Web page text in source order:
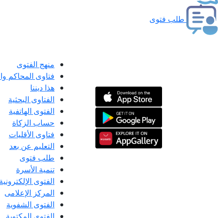
طلب فتوى
منهج الفتوى
فتاوى المحاكم
هذا ديننا
الفتاوى البحثية
الفتوى الهاتفية
حساب الزكاة
فتاوى الأقليات
التعليم عن بعد
طلب فتوى
تنمية الأسرة
الفتوى الإلكترونية
المركز الإعلامى
الفتوى الشفوية